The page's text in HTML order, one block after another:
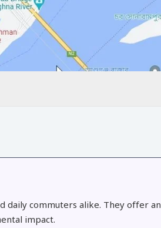
daily commuters alike. They offer an
impact.